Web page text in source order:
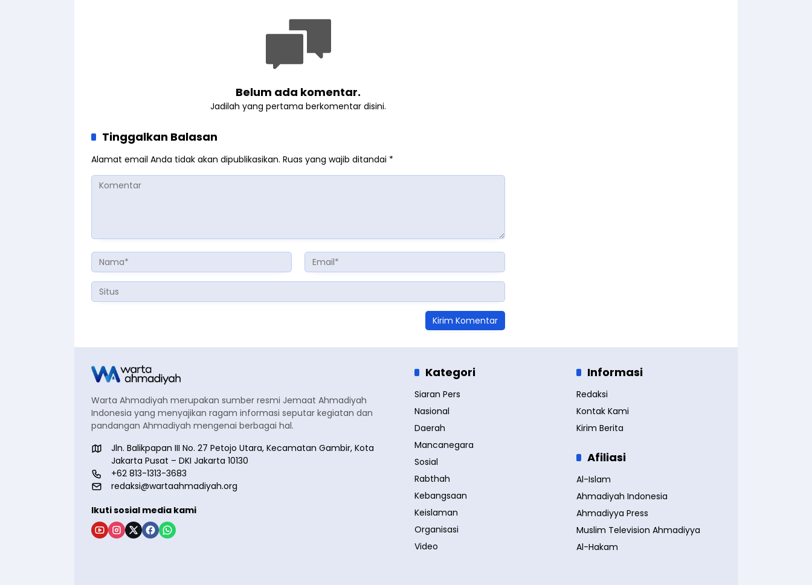
Belum ada komentar.
Jadilah yang pertama berkomentar disini.
Tinggalkan Balasan
Alamat email Anda tidak akan dipublikasikan. Ruas yang wajib ditandai *
Warta Ahmadiyah merupakan sumber resmi Jemaat Ahmadiyah
Indonesia yang menyajikan ragam informasi seputar kegiatan dan
pandangan Ahmadiyah mengenai berbagai hal.
Jln. Balikpapan III No. 27 Petojo Utara, Kecamatan Gambir, Kota
Jakarta Pusat – DKI Jakarta 10130
+62 813-1313-3683
redaksi@wartaahmadiyah.org
Ikuti sosial media kami
Kategori
Siaran Pers
Nasional
Daerah
Mancanegara
Sosial
Rabthah
Kebangsaan
Keislaman
Organisasi
Video
Informasi
Redaksi
Kontak Kami
Kirim Berita
Afiliasi
Al-Islam
Ahmadiyah Indonesia
Ahmadiyya Press
Muslim Television Ahmadiyya
Al-Hakam